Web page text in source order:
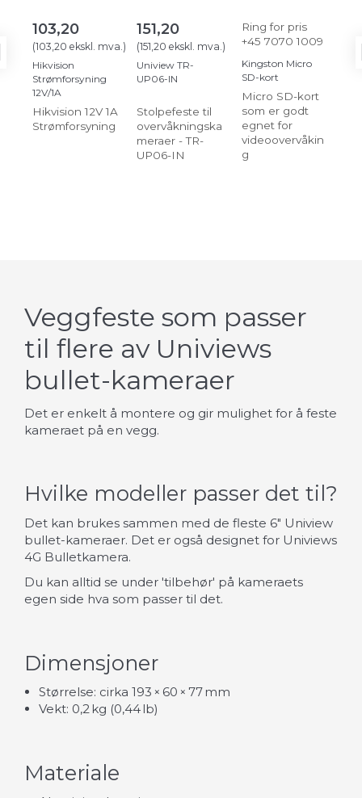
103,20
(103,20 ekskl. mva. )
Hikvision
Strømforsyning
12V/1A
Hikvision 12V 1A
Strømforsyning
151,20
(151,20 ekskl. mva.)
Uniview TR-
UP06-IN
Stolpefeste til
overvåkningska
meraer - TR-
UP06-IN
Ring for pris
+45 7070 1009
Kingston Micro
SD-kort
Micro SD-kort
som er godt
egnet for
videoovervåkin
g
Veggfeste som passer
til flere av Univiews
bullet-kameraer
Det er enkelt å montere og gir mulighet for å feste
kameraet på en vegg.
Hvilke modeller passer det til?
Det kan brukes sammen med de fleste 6″ Uniview
bullet-kameraer. Det er også designet for Univiews
4G Bulletkamera.
Du kan alltid se under 'tilbehør' på kameraets
egen side hva som passer til det.
Dimensjoner
Størrelse: cirka 193 × 60 × 77 mm
Vekt: 0,2 kg (0,44 lb)
Materiale